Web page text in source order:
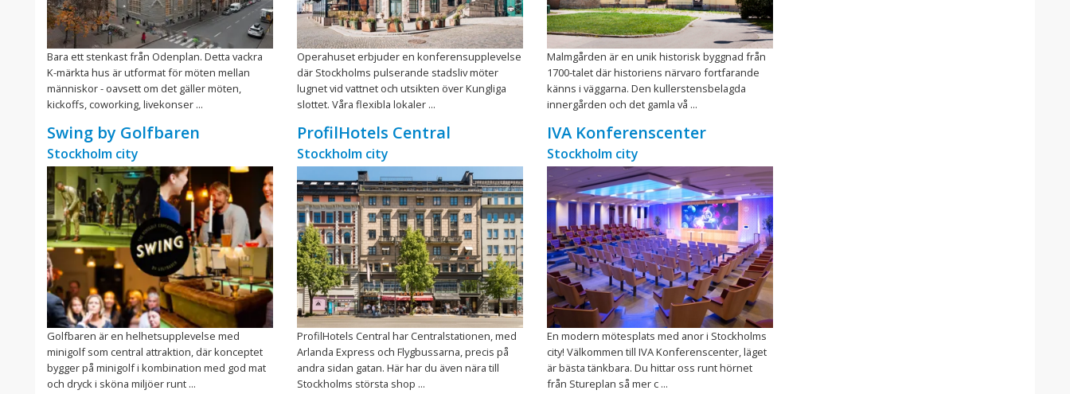
Bara ett stenkast från Odenplan. Detta vackra
K-märkta hus är utformat för möten mellan
människor - oavsett om det gäller möten,
kickoffs, coworking, livekonser ...
Swing by Golfbaren
Stockholm city
Golfbaren är en helhetsupplevelse med
minigolf som central attraktion, där konceptet
bygger på minigolf i kombination med god mat
och dryck i sköna miljöer runt ...
Operahuset erbjuder en konferensupplevelse
där Stockholms pulserande stadsliv möter
lugnet vid vattnet och utsikten över Kungliga
slottet. Våra flexibla lokaler ...
ProfilHotels Central
Stockholm city
ProfilHotels Central har Centralstationen, med
Arlanda Express och Flygbussarna, precis på
andra sidan gatan. Här har du även nära till
Stockholms största shop ...
Malmgården är en unik historisk byggnad från
1700-talet där historiens närvaro fortfarande
känns i väggarna. Den kullerstensbelagda
innergården och det gamla vå ...
IVA Konferenscenter
Stockholm city
En modern mötesplats med anor i Stockholms
city! Välkommen till IVA Konferenscenter, läget
är bästa tänkbara. Du hittar oss runt hörnet
från Stureplan så mer c ...